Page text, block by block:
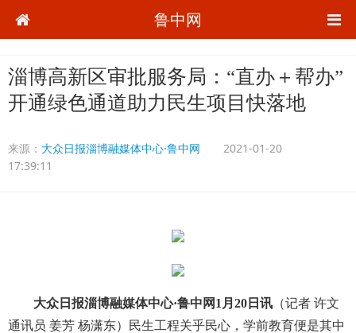
鲁中网
淄博高新区审批服务局：“直办＋帮办”
开通绿色通道助力民生项目快落地
来源： 大众日报淄博融媒体中心·鲁中网
2021-01-20
17:39:11
大众日报淄博融媒体中心·鲁中网1月20日讯 （记者 许文
通讯员 姜芳 杨潇东）民生工程关乎民心，学前教育便是其中